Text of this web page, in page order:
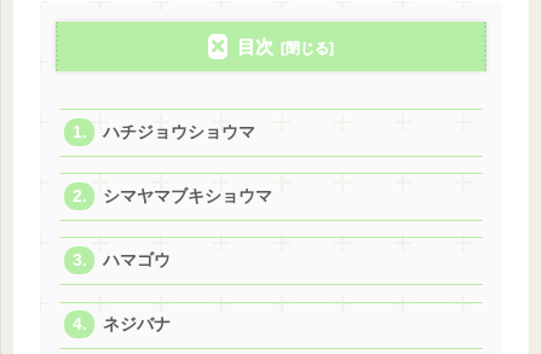
目次
ハチジョウショウマ
シマヤマブキショウマ
ハマゴウ
ネジバナ